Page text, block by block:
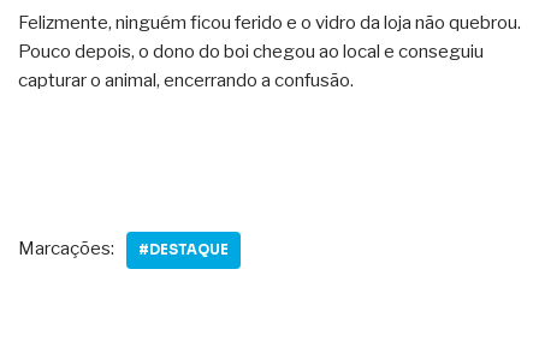
Felizmente, ninguém ficou ferido e o vidro da loja não quebrou.
Pouco depois, o dono do boi chegou ao local e conseguiu
capturar o animal, encerrando a confusão.
Marcações: #DESTAQUE